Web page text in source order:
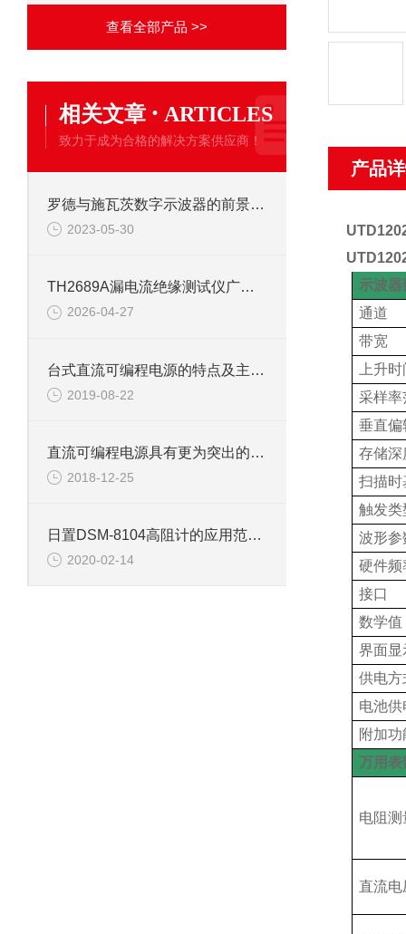
查看全部产品 >>
相关文章 · ARTICLES
致力于成为合格的解决方案供应商！
罗德与施瓦茨数字示波器的前景和发展怎样？
2023-05-30
TH2689A漏电流绝缘测试仪广泛应用于电气安全检测的行业
2026-04-27
台式直流可编程电源的特点及主要用途
2019-08-22
直流可编程电源具有更为突出的表现
2018-12-25
日置DSM-8104高阻计的应用范围及其发展方向
2020-02-14
产品
示波器
通道
带宽
上升
采样率
垂直偏
存储深
扫描时
触发类
波形参
硬件频
接口
数学值
界面显
供电方
电池供
附加功
万用表
电阻测
直流